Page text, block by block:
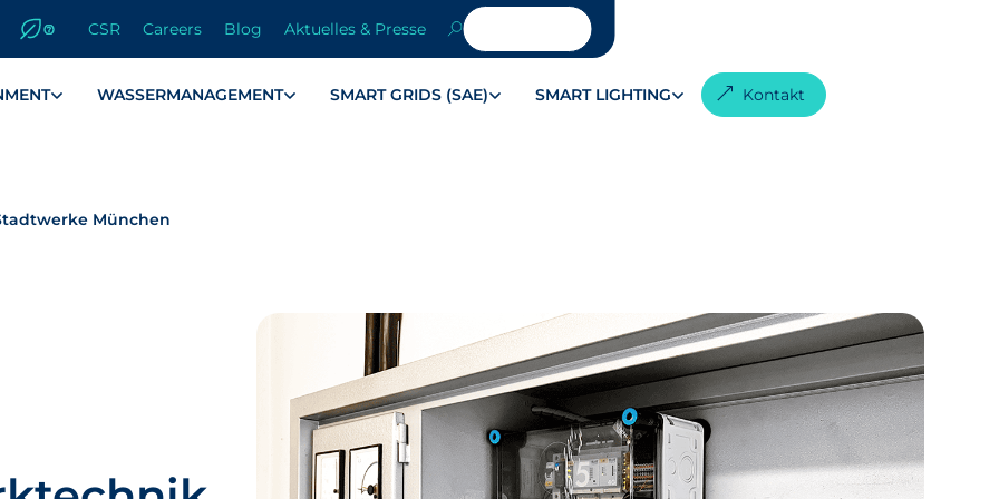
WASSERMANAGEMENT SMART GRIDS (SAE) SMART LIGHTING
CSR Careers Blog Aktuelles & Presse
Kontakt
München